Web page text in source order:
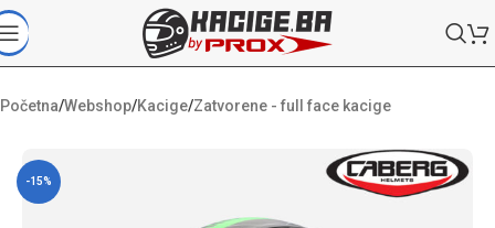
Početna/Webshop/Kacige/Zatvorene - full face kacige
-15%